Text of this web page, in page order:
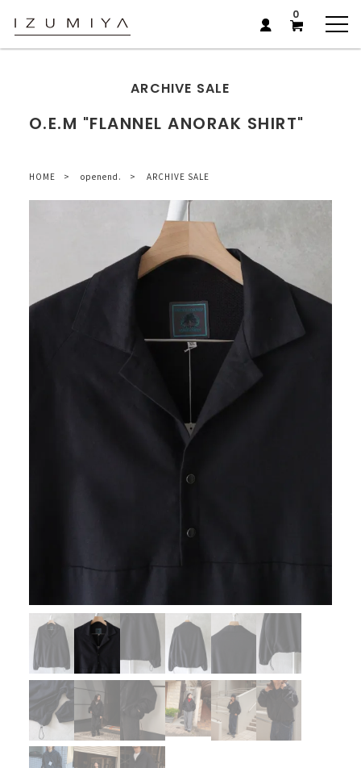
0
ARCHIVE SALE
O.E.M "FLANNEL ANORAK SHIRT"
HOME openend. ARCHIVE SALE